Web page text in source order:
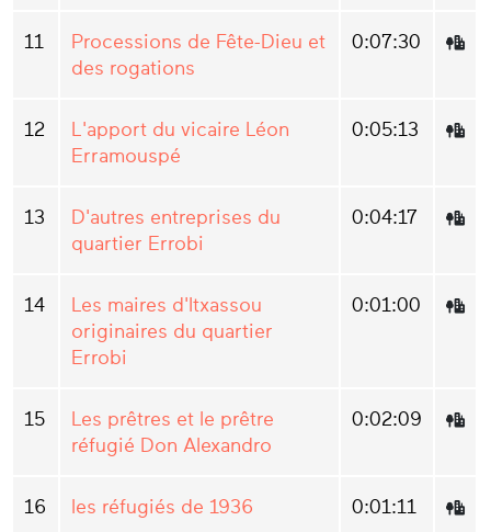
11
Processions de Fête-Dieu et
des rogations
0:07:30
12
L'apport du vicaire Léon
Erramouspé
0:05:13
13
D'autres entreprises du
quartier Errobi
0:04:17
14
Les maires d'Itxassou
originaires du quartier
Errobi
0:01:00
15
Les prêtres et le prêtre
réfugié Don Alexandro
0:02:09
16 les réfugiés de 1936 0:01:11